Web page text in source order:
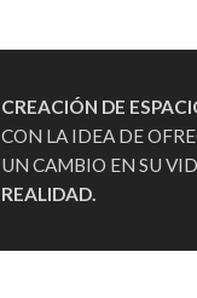
CREACIÓN DE
CON LA IDEA DE
UN CAMBIO EN SU
REALIDAD.